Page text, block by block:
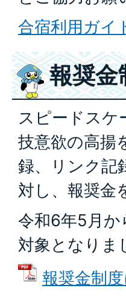
合宿利用ガイ
報奨金
スピードスケ
技意欲の高揚
録、リンク記
対し、報奨金
令和6年5月か
対象となりま
報奨金制